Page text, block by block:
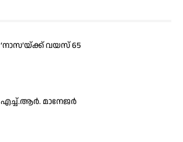
‘നാസ’യ്ക്ക് വയസ് 65
എച്ച്.ആർ. മാനേജർ